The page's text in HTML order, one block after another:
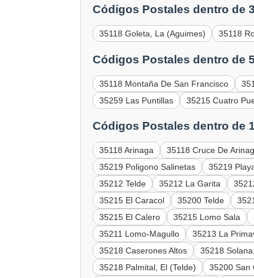
Códigos Postales dentro de
35118 Goleta, La (Aguimes) 35118
Códigos Postales dentro de
35118 Montaña De San Francisco
35259 Las Puntillas
35215 Cuatro
Códigos Postales dentro de
35118 Arinaga 35118 Cruce De
35219 Poligono Salinetas
35219
35212 Telde
35212 La Garita
35215 El Caracol
35200 Telde
35215 El Calero
35215 Lomo Sala
35211 Lomo-Magullo
35213 La
35218 Caserones Altos
35218
35218 Palmital, El (Telde)
35200 San